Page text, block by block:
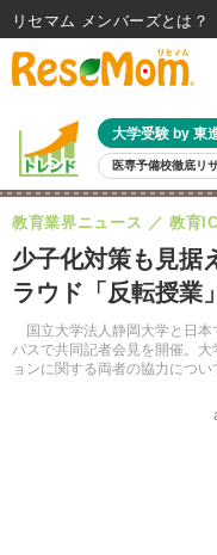
大学受験 by 東
医専予備校徹底リ
親子で考える大学選び 高校
共通テスト 夏休み 8月
8月開催イベント・WS 全国
自由研究教材（小学生向け）
少子化対策も見据
ラウド「反転授業」
国立大学法人静岡大学と日本
パスで共同記者会見を開催。
ョンに関する両者の協力につ
教育業界ニュース 教育
リセマム メンバーズ